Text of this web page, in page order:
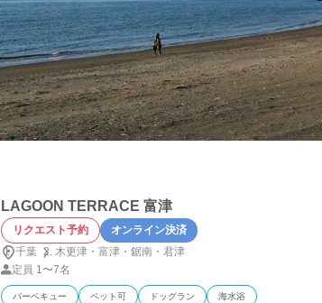
LAGOON TERRACE 富津
リクエスト予約
オンライン決済
千葉
木更津・ 富津・ 鋸南・ 君津
定員 1〜7名
バーベキュー ペット可 ドッグラン 海水浴